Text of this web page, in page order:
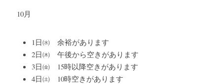
10月
1日㈬　余裕があります
2日㈭　午後から空きがあります
3日㈮　15時以降空きがあります
4日㈯　10時空きがあります